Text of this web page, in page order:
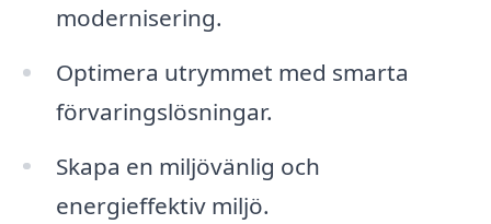
modernisering.
Optimera utrymmet med smarta
förvaringslösningar.
Skapa en miljövänlig och
energieffektiv miljö.